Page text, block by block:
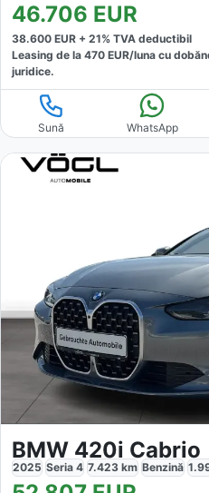
46.706 EUR
38.600 EUR + 21% TVA deductibil
Leasing de la 470 EUR/luna cu
juridice.
Sună WhatsApp
BMW 420i Cabrio
2025 Seria 4 7.423 km Benzină